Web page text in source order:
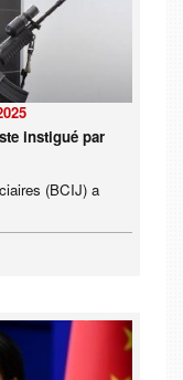
instigué par
(BCIJ) a